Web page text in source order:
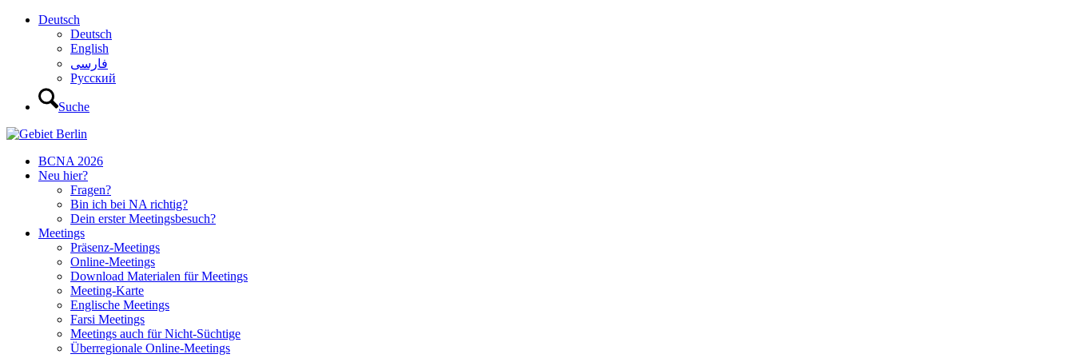
Deutsch
Deutsch
English
فارسی
Русский
Suche
BCNA 2026
Neu hier?
Fragen?
Bin ich bei NA richtig?
Dein erster Meetingsbesuch?
Meetings
Präsenz-Meetings
Online-Meetings
Download Materialen für Meetings
Meeting-Karte
Englische Meetings
Farsi Meetings
Meetings auch für Nicht-Süchtige
Überregionale Online-Meetings